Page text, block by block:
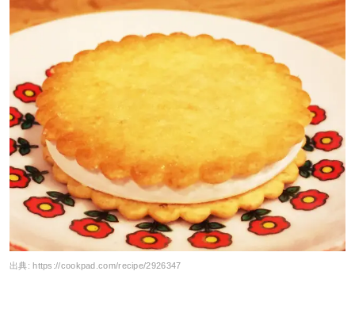
出典:https://cookpad.com/recipe/2926347